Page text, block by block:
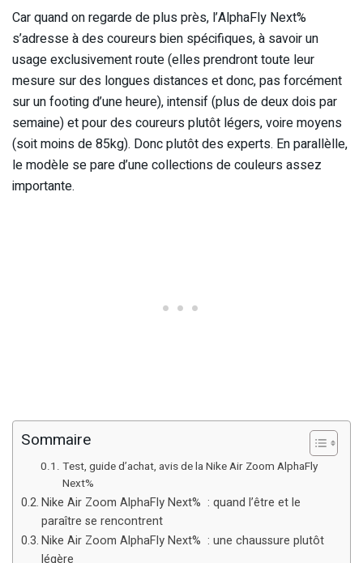
Car quand on regarde de plus près, l’AlphaFly Next%
s’adresse à des coureurs bien spécifiques, à savoir un
usage exclusivement route (elles prendront toute leur
mesure sur des longues distances et donc, pas forcément
sur un footing d’une heure), intensif (plus de deux dois par
semaine) et pour des coureurs plutôt légers, voire moyens
(soit moins de 85kg). Donc plutôt des experts. En parallèlle,
le modèle se pare d’une collections de couleurs assez
importante.
Sommaire
Test, guide d’achat, avis de la Nike Air Zoom AlphaFly
Next%
Nike Air Zoom AlphaFly Next% : quand l’être et le
paraître se rencontrent
Nike Air Zoom AlphaFly Next% : une chaussure plutôt
légère